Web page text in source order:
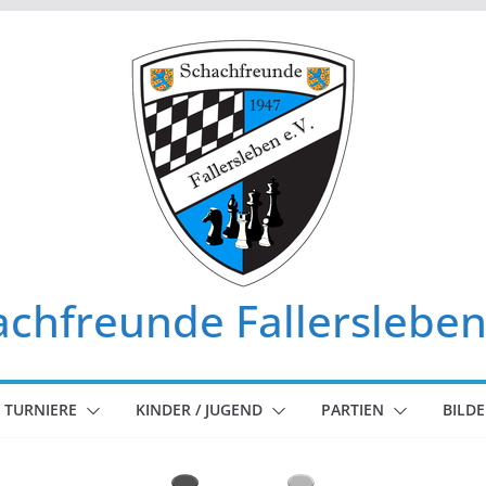
TURNIERE KINDER / JUGEND PARTIEN